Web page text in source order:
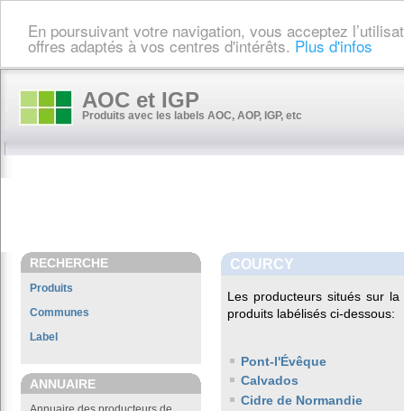
En poursuivant votre navigation, vous acceptez
offres adaptés à vos centres d'intérêts. Plus d'infos
AOC et IGP
Produits avec les labels AOC, AOP, IGP, etc
RECHERCHE
Produits
Communes
Label
ANNUAIRE
COURCY
Les producteurs situés sur
produits labélisés ci-dessous:
Pont-l'Évêque
Calvados
Cidre de Normandie